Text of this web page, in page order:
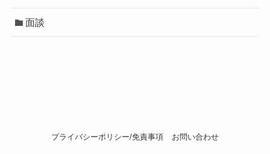
面談
プライバシーポリシー/免責事項 お問い合わせ